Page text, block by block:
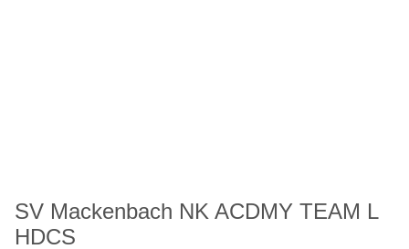
SV Mackenbach NK ACDMY TEAM L
HDCS